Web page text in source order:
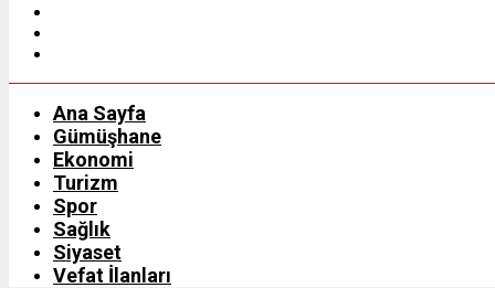
Ana Sayfa
Gümüşhane
Ekonomi
Turizm
Spor
Sağlık
Siyaset
Vefat İlanları